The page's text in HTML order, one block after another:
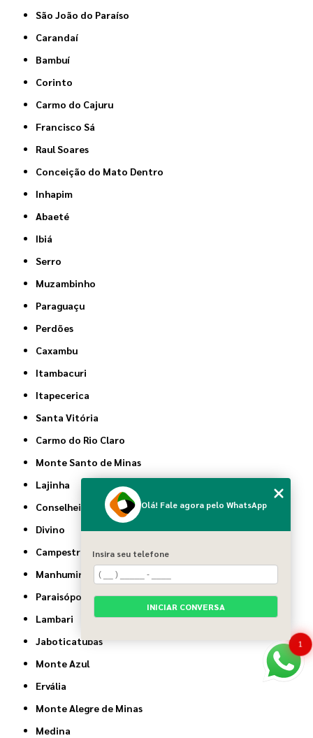
São João do Paraíso
Carandaí
Bambuí
Corinto
Carmo do Cajuru
Francisco Sá
Raul Soares
Conceição do Mato Dentro
Inhapim
Abaeté
Ibiá
Serro
Muzambinho
Paraguaçu
Perdões
Caxambu
Itambacuri
Itapecerica
Santa Vitória
Carmo do Rio Claro
Monte Santo de Minas
Lajinha
Conselheiro Pena
Divino
Campestre
Manhumirim
Paraisópolis
Lambari
Jaboticatubas
Monte Azul
Ervália
Monte Alegre de Minas
Medina
1
Olá! Fale agora pelo WhatsApp
Insira seu telefone
INICIAR CONVERSA